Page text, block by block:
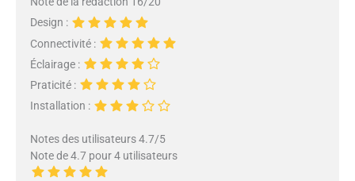
Design :
Connectivité :
Éclairage :
Praticité :
Installation :
Notes des utilisateurs 4.7/5
Note de 4.7 pour 4 utilisateurs